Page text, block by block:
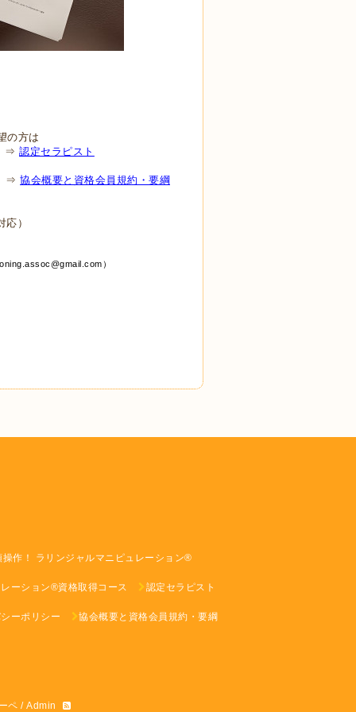
の方は
⇒ 認定セラピスト
⇒ 協会概要と資格会員規約・要綱
）
）
操作！ ラリンジャルマニピュレーション®
ーション®︎資格取得コース 認定セラピスト
ーポリシー 協会概要と資格会員規約・要綱
ペ /Admin